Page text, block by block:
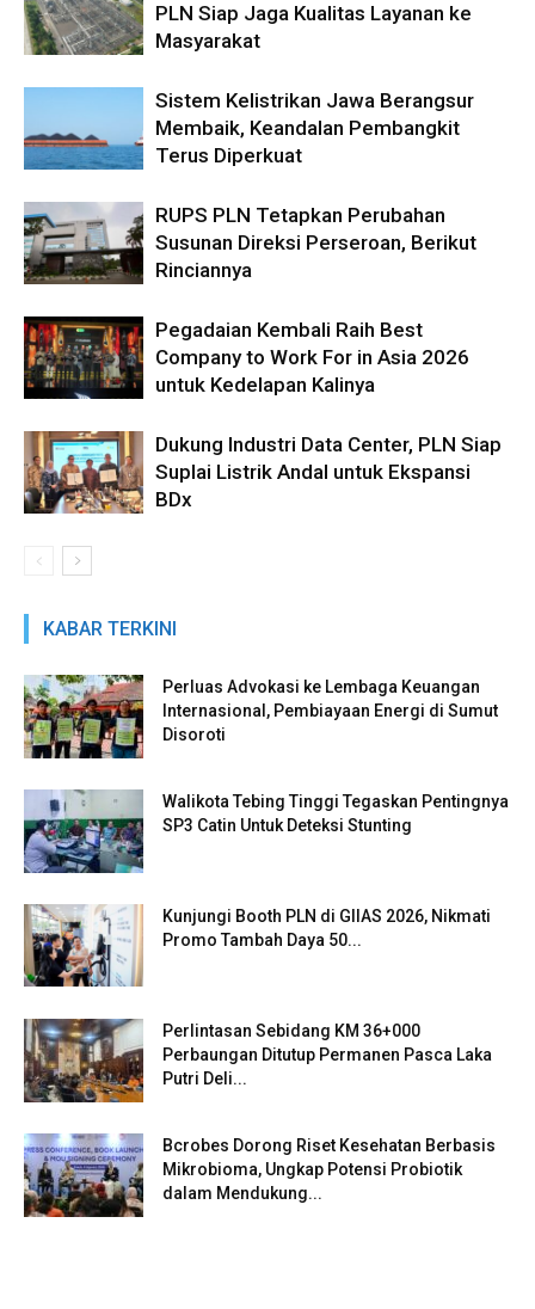
PLN Siap Jaga Kualitas Layanan ke
Masyarakat
Sistem Kelistrikan Jawa Berangsur
Membaik, Keandalan Pembangkit
Terus Diperkuat
RUPS PLN Tetapkan Perubahan
Susunan Direksi Perseroan, Berikut
Rinciannya
Pegadaian Kembali Raih Best
Company to Work For in Asia 2026
untuk Kedelapan Kalinya
Dukung Industri Data Center, PLN Siap
Suplai Listrik Andal untuk Ekspansi
BDx
KABAR TERKINI
Perluas Advokasi ke Lembaga Keuangan
Internasional, Pembiayaan Energi di Sumut
Disoroti
Walikota Tebing Tinggi Tegaskan Pentingnya
SP3 Catin Untuk Deteksi Stunting
Kunjungi Booth PLN di GIIAS 2026, Nikmati
Promo Tambah Daya 50...
Perlintasan Sebidang KM 36+000
Perbaungan Ditutup Permanen Pasca Laka
Putri Deli...
Bcrobes Dorong Riset Kesehatan Berbasis
Mikrobioma, Ungkap Potensi Probiotik
dalam Mendukung...